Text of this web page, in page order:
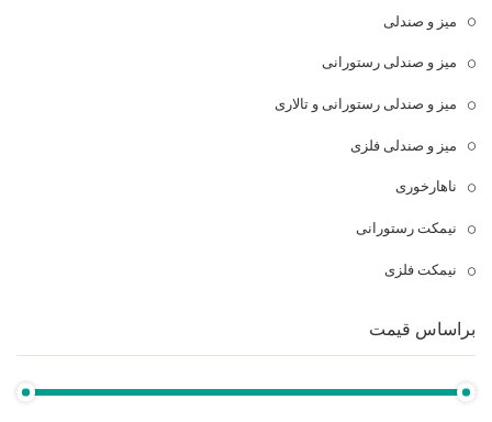
میز و صندلی
میز و صندلی رستورانی
میز و صندلی رستورانی و تالاری
میز و صندلی فلزی
ناهارخوری
نیمکت رستورانی
نیمکت فلزی
براساس قیمت